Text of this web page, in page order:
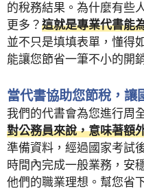
的稅務結果。為什麼有些
更多？ 這就是專業代書能
並不只是填填表單，懂得
能讓您節省一筆不小的開
當代書協助您節稅，讓
我們的代書會為您進行周
對公務員來說，意味著額
準備資料，經過國家考試
時間內完成一般業務，安
他們的職業理想。幫您省